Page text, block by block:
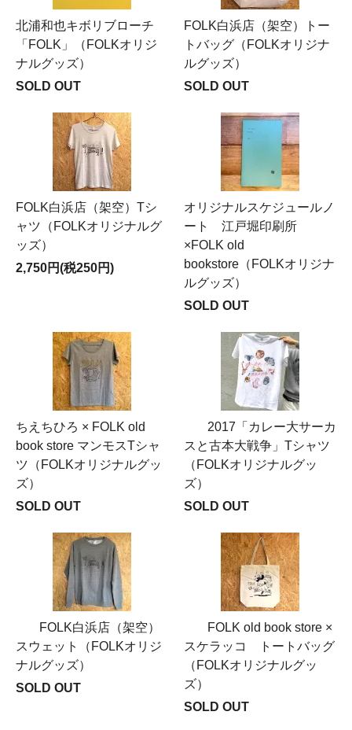
北浦和也キボリブローチ
「FOLK」（FOLKオリジ
ナルグッズ）
SOLD OUT
FOLK白浜店（架空）トー
トバッグ（FOLKオリジナ
ルグッズ）
SOLD OUT
FOLK白浜店（架空）Tシ
ャツ（FOLKオリジナルグ
ッズ）
2,750円(税250円)
オリジナルスケジュールノ
ート 江戸堀印刷所
×FOLK old
bookstore（FOLKオリジナ
ルグッズ）
SOLD OUT
ちえちひろ × FOLK old
book store マンモスTシャ
ツ（FOLKオリジナルグッ
ズ）
SOLD OUT
2017「カレー大サーカ
スと古本大戦争」Tシャツ
（FOLKオリジナルグッ
ズ）
SOLD OUT
FOLK白浜店（架空）
スウェット（FOLKオリジ
ナルグッズ）
SOLD OUT
FOLK old book store ×
スケラッコ トートバッグ
（FOLKオリジナルグッ
ズ）
SOLD OUT